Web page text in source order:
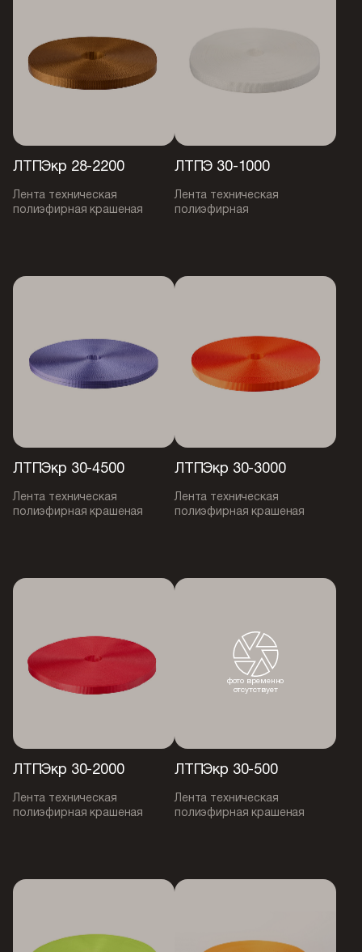
ЛТПЭкр 28-2200
Лента техническая
полиэфирная крашеная
ЛТПЭ 30-1000
Лента техническая
полиэфирная
ЛТПЭкр 30-4500
Лента техническая
полиэфирная крашеная
ЛТПЭкр 30-3000
Лента техническая
полиэфирная крашеная
ЛТПЭкр 30-2000
Лента техническая
полиэфирная крашеная
фото временно
отсутствует
ЛТПЭкр 30-500
Лента техническая
полиэфирная крашеная